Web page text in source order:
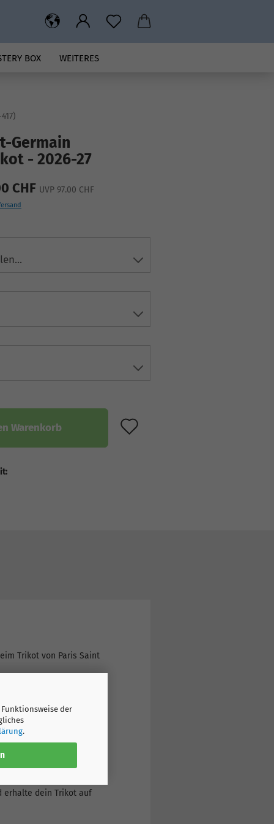
der
.
BOX WEITERES
)
Germain
- 2026-27
CHF UVP 97.00 CHF
Warenkorb
Trikot von Paris Saint
beachten, sondern
erhalte dein Trikot auf